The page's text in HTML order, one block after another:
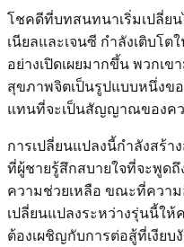
โชคดีที่บทสนทนาเริ่มเปลี่ย
เนียลและเจนซี กำลังเติบโ
อย่างเปิดเผยมากขึ้น พวกเ
สุขภาพจิตเป็นรูปแบบหนึ่งข
แทนที่จะเป็นสัญญาณของค
การเปลี่ยนแปลงนี้กำลังสร้
ที่ผู้ชายรู้สึกสบายใจที่จะพูด
ความช่วยเหลือ ขณะที่ควา
เปลี่ยนแปลงระหว่างรุ่นนี้ให้
ต้องเผชิญกับการต่อสู้ที่เงีย